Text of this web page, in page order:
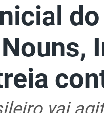
vai